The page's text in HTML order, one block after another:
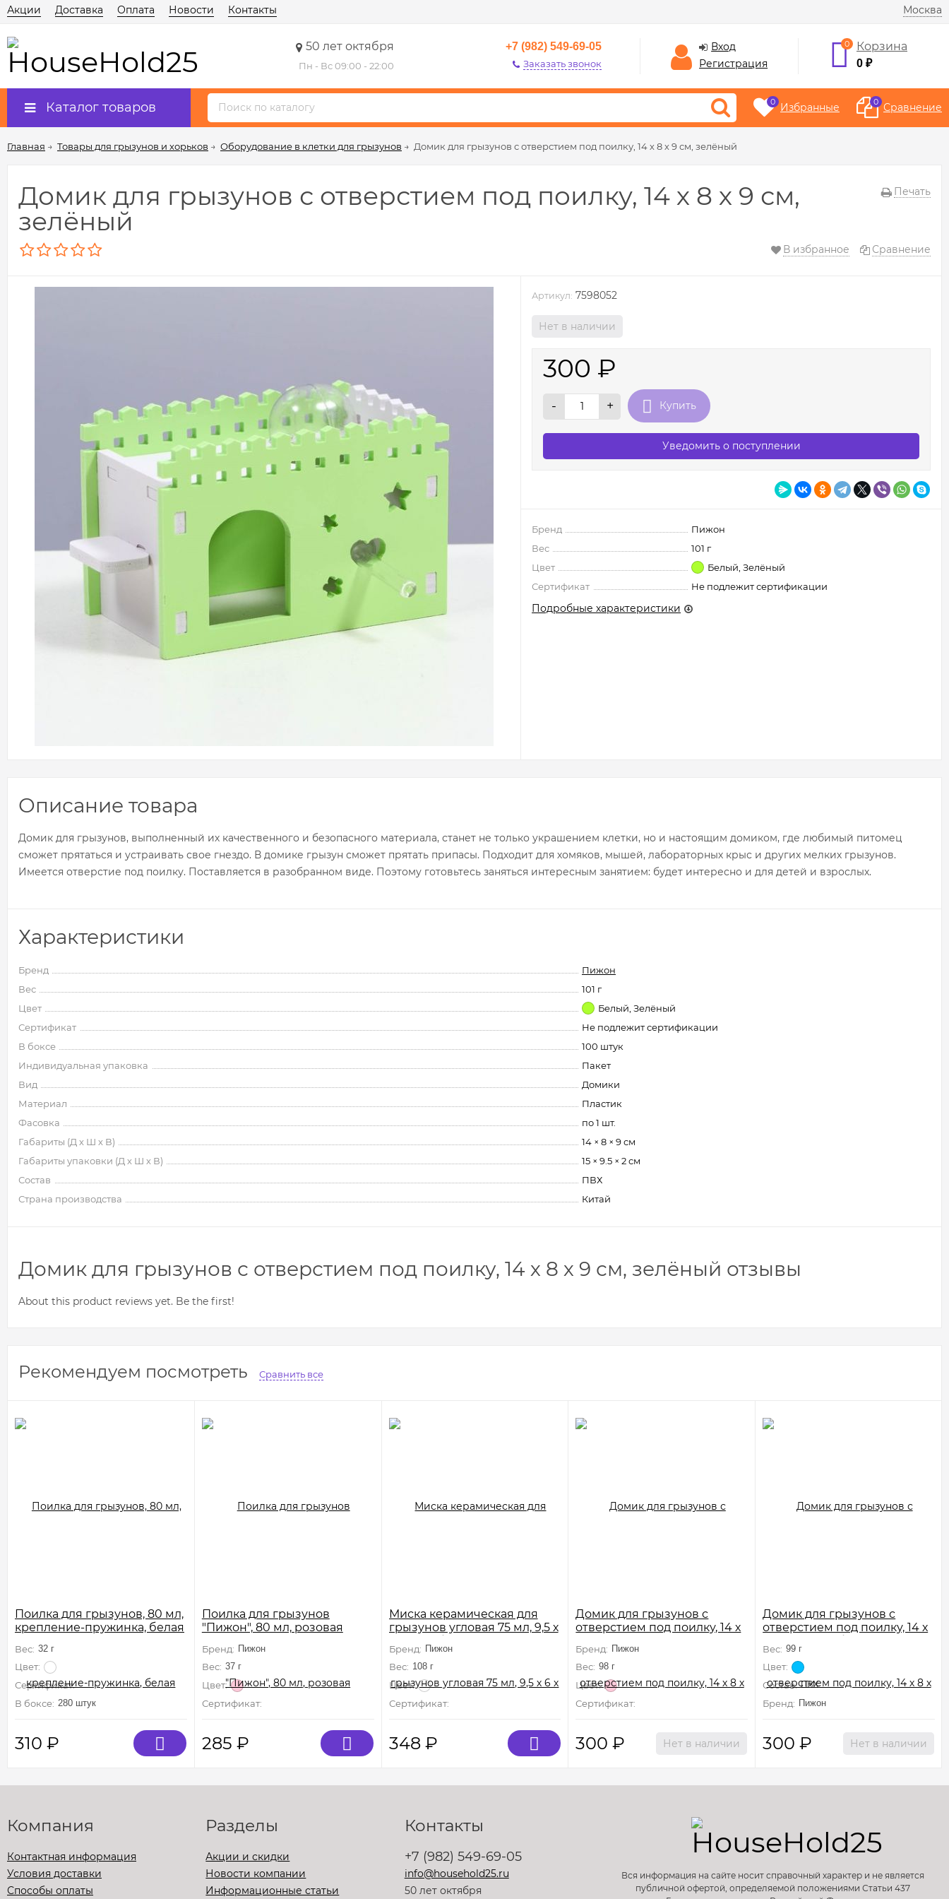
Москва
Акции Доставка Оплата Новости Контакты
50 лет октября
Пн - Вс 09:00 - 22:00
+7 (982) 549-69-05
Заказать звонок
Вход
Регистрация
0 Корзина
0₽
Каталог товаров 0 Избранные 0 Сравнение
Главная → Товары для грызунов и хорьков → Оборудование в клетки для грызунов → Домик для грызунов с отверстием под поилку, 14 х 8 х 9 см, зелёный
Печать
Домик для грызунов с отверстием под поилку, 14 х 8 х 9 см,
зелёный
В избранное Сравнение
Артикул: 7598052
Нет в наличии
300 ₽
- + Купить
Уведомить о поступлении
Бренд
Пижон
Вес
101 г
Цвет
Белый, Зелёный
Сертификат
Не подлежит сертификации
Подробные характеристики
Описание товара
Домик для грызунов, выполненный их качественного и безопасного материала, станет не только украшением клетки, но и настоящим домиком, где любимый питомец
сможет прятаться и устраивать свое гнездо. В домике грызун сможет прятать припасы. Подходит для хомяков, мышей, лабораторных крыс и других мелких грызунов.
Имеется отверстие под поилку. Поставляется в разобранном виде. Поэтому готовьтесь заняться интересным занятием: будет интересно и для детей и взрослых.
Характеристики
Бренд
Пижон
Вес
101 г
Цвет
Белый, Зелёный
Сертификат
Не подлежит сертификации
В боксе
100 штук
Индивидуальная упаковка
Пакет
Вид
Домики
Материал
Пластик
Фасовка
по 1 шт.
Габариты (Д х Ш х В)
14 × 8 × 9 см
Габариты упаковки (Д х Ш х В)
15 × 9.5 × 2 см
Состав
ПВХ
Страна производства
Китай
Домик для грызунов с отверстием под поилку, 14 х 8 х 9 см, зелёный отзывы
About this product reviews yet. Be the first!
Рекомендуем посмотреть Сравнить все
Поилка для грызунов, 80 мл,
крепление-пружинка, белая
Вес: 32 г
Цвет:
Сертификат: Не подлежит сертификации
В боксе: 280 штук
310 ₽
Поилка для грызунов
"Пижон", 80 мл, розовая
Бренд: Пижон
Вес: 37 г
Цвет:
Сертификат:
285 ₽
Миска керамическая для
грызунов угловая 75 мл, 9,5 х
Бренд: Пижон
Вес: 108 г
Цвет:
Сертификат:
348 ₽
Домик для грызунов с
отверстием под поилку, 14 х
Бренд: Пижон
Вес: 98 г
Цвет:
Сертификат:
300₽ Нет в наличии
Домик для грызунов с
отверстием под поилку, 14 х
Вес: 99 г
Цвет:
Состав: ПВХ
Бренд: Пижон
300₽ Нет в наличии
Компания
Контактная информация
Условия доставки
Способы оплаты
Разделы
Акции и скидки
Новости компании
Информационные статьи
Контакты
+7 (982) 549-69-05
info@household25.ru
50 лет октября
Вся информация на сайте носит справочный характер и не является
публичной офертой, определяемой положениями Статьи 437